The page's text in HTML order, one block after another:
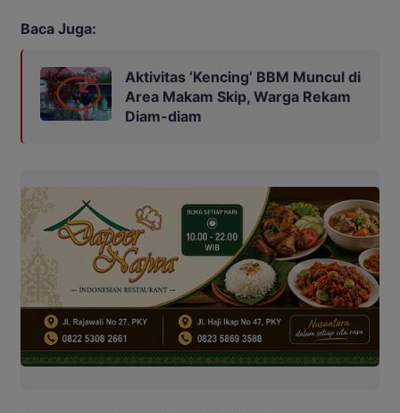
Baca Juga:
Aktivitas ‘Kencing’ BBM Muncul di
Area Makam Skip, Warga Rekam
Diam-diam